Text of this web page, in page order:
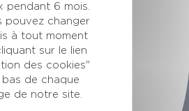
produits
pendant 6 mois.
pouvez changer
à tout moment
sur le lien
des cookies"
bas de chaque
de notre site.